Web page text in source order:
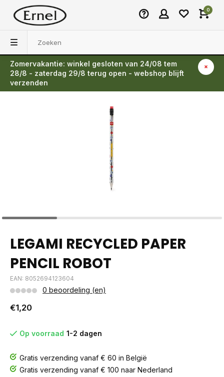
0
Zomervakantie: winkel gesloten van 24/08 tem
28/8 - zaterdag 29/8 terug open - webshop blijft
verzenden
Terug
LEGAMI RECYCLED PAPER
PENCIL ROBOT
EAN: 8052694123604
0 beoordeling (en)
€1,20
Op voorraad 1-2 dagen
Gratis verzending vanaf € 60 in België
Gratis verzending vanaf € 100 naar Nederland